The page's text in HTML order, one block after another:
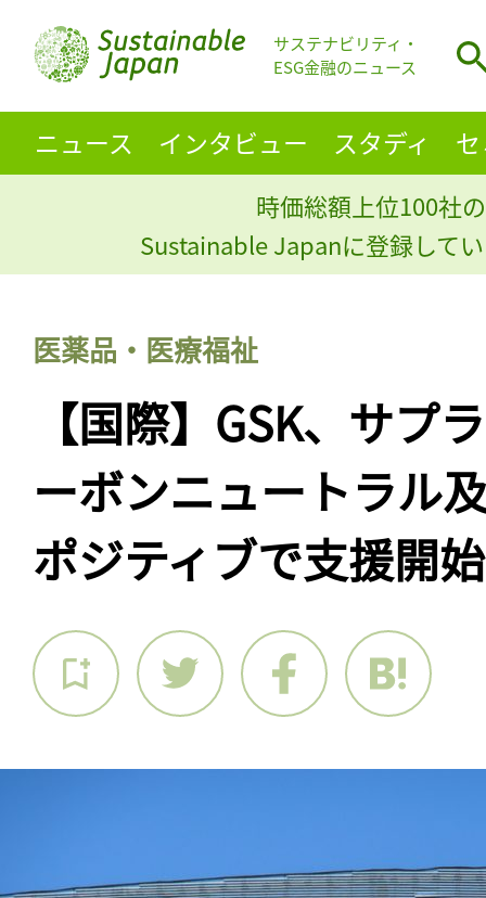
サステナビリティ・
ESG金融のニュース
ニュース インタビュー スタディ
時価総額上位100社
Sustainable Japanに登録して
医薬品・医療福祉
【国際】GSK、サプ
ーボンニュートラル
ポジティブで支援開始